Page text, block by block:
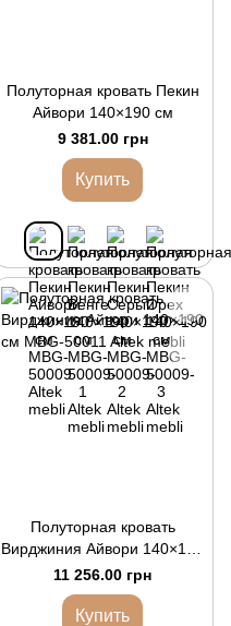
Полуторная кровать Пекин
Айвори 140×190 см
9 381.00 грн
Купить
Полуторная кровать
Вирджиния Айвори 140×190
см
11 256.00 грн
Купить